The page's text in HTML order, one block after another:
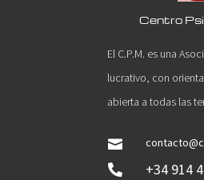
Centro
El C.P.M. es una
lucrativo, con
abierta a todas las


+34 914